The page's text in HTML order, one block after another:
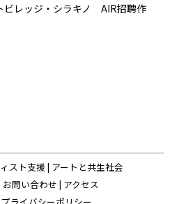
レッジ・シラキノ AIR招聘作
スト支援 | アートと共生社会
問い合わせ | アクセス